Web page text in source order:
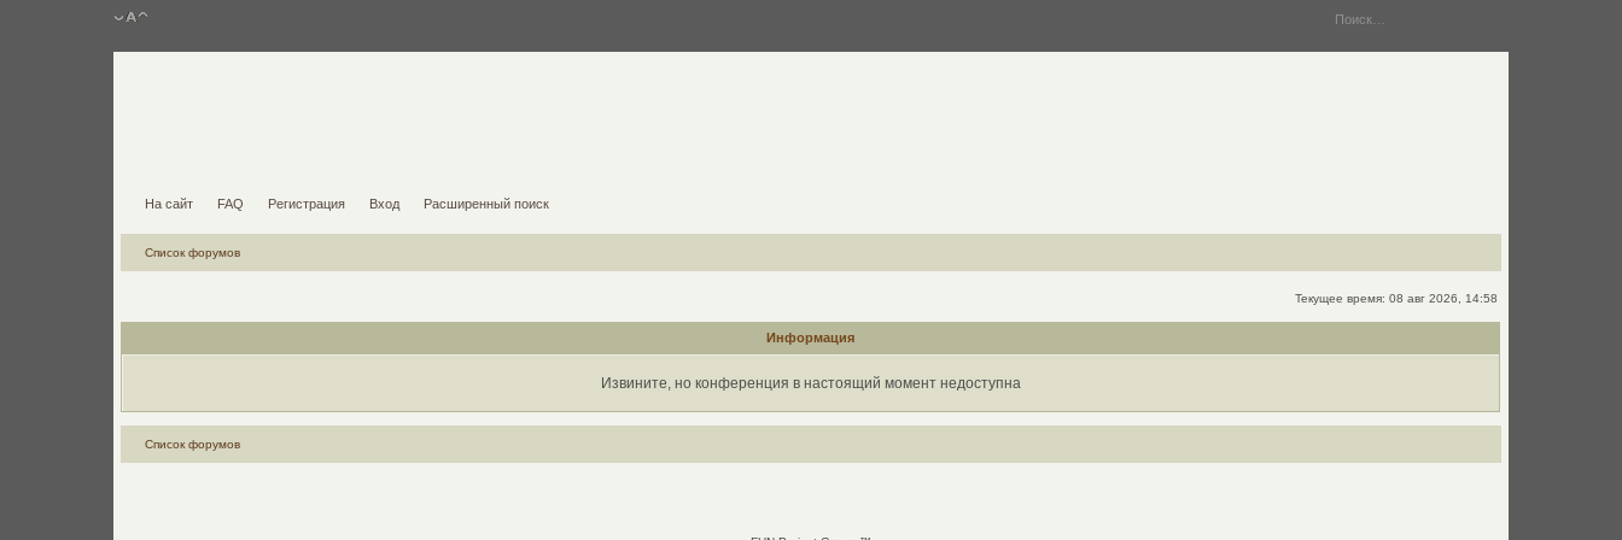
На сайт FAQ Регистрация Вход Расширенный поиск
Список форумов
Текущее время: 08 авг 2026, 14:58
Информация
Извините, но конференция в настоящий момент недоступна
Список форумов